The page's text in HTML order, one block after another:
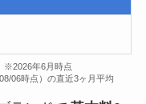
年6月時点
08/06時点）の直近3ヶ月平均